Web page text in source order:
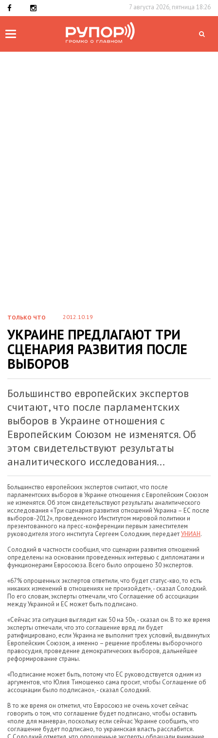
7 августа 2026, пятница 18:26
Toggle
ТОЛЬКО ЧТО 2012.10.19
УКРАИНЕ ПРЕДЛАГАЮТ ТРИ
СЦЕНАРИЯ РАЗВИТИЯ ПОСЛЕ
ВЫБОРОВ
Большинство европейских экспертов
считают, что после парламентских
выборов в Украине отношения с
Европейским Союзом не изменятся. Об
этом свидетельствуют результаты
аналитического исследования...
Большинство европейских экспертов считают, что после
парламентских выборов в Украине отношения с Европейским Союзом
не изменятся. Об этом свидетельствуют результаты аналитического
исследования «Три сценария развития отношений Украина – ЕС после
выборов-2012», проведенного Институтом мировой политики и
презентованного на пресс-конференции первым заместителем
руководителя этого института Сергеем Солодким, передаетУНИАН.
Солодкий в частности сообщил, что сценарии развития отношений
определены на основании проведенных интервью с дипломатами и
функционерами Евросоюза. Всего было опрошено 30 экспертов.
«67% опрошенных экспертов ответили, что будет статус-кво, то есть
никаких изменений в отношениях не произойдет», - сказал Солодкий.
По его словам, эксперты отмечали, что Соглашение об ассоциации
между Украиной и ЕС может быть подписано.
«Сейчас эта ситуация выглядит как 50 на 50», - сказал он. В то же время
эксперты отмечали, что это соглашение вряд ли будет
ратифицировано, если Украина не выполнит трех условий, выдвинутых
Европейским Союзом, а именно – решение проблемы выборочного
правосудия, проведение демократических выборов, дальнейшее
реформирование страны.
«Подписание может быть, потому что ЕС руководствуется одним из
аргументов, что Юлия Тимошенко сама просит, чтобы Соглашение об
ассоциации было подписано», - сказал Солодкий.
В то же время он отметил, что Евросоюз не очень хочет сейчас
говорить о том, что соглашение будет подписано, чтобы оставить
«поле для маневра», поскольку если сейчас Украине сообщить, что
соглашение будет подписано, то украинская власть расслабится.